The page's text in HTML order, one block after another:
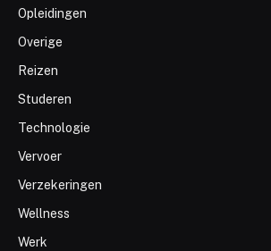
Opleidingen
Overige
Reizen
Studeren
Technologie
Vervoer
Verzekeringen
Wellness
Werk